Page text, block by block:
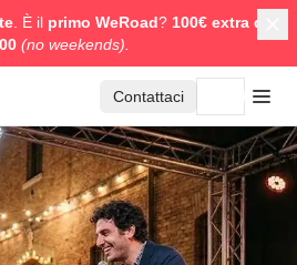
. È il primo WeRoad? 100€ extra di
(no weekends).
Contattaci